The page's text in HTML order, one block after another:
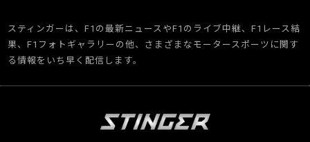
スティンガーは、F1の最新ニュースやF1のライブ中継、F1レース結
果、F1フォトギャラリーの他、さまざまなモータースポーツに関す
る情報をいち早く配信します。